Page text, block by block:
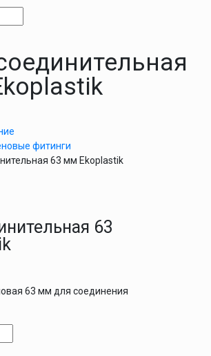
фитинги
63 мм Ekoplastik
63
63 мм для соединения